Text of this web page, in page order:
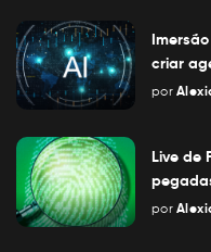
criar
Posted
por
Live de
Posted
por